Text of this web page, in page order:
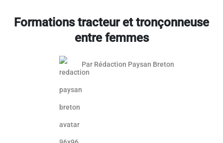
Formations tracteur et tronçonneuse
entre femmes
Article réservé aux abonnés
Par Rédaction Paysan Breton